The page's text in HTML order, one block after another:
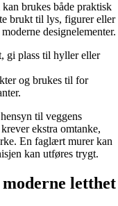
brukes både praktisk
brukt til lys, figurer eller
designelementer.
gi plass til hyller eller
og brukes til for
til veggens
ekstra omtanke,
En faglært murer kan
kan utføres trygt.
moderne letthet